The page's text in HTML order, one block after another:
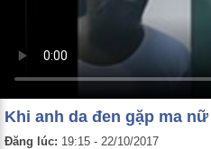
Khi anh da đen gặp ma
Đăng lúc: 19:15 - 22/10/2017